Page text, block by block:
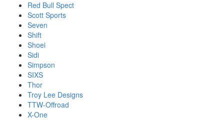
Red Bull Spect
Scott Sports
Seven
Shift
Shoei
Sidi
Simpson
SIXS
Thor
Troy Lee Designs
TTW-Offroad
X-One